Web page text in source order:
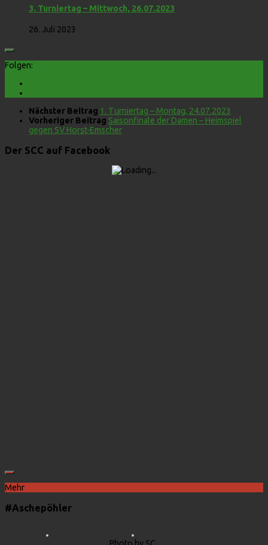
3. Turniertag – Mittwoch, 26.07.2023
26. Juli 2023
Folgen:
Nächster Beitrag 1. Turniertag – Montag, 24.07.2023
Vorheriger Beitrag Saisonfinale der Damen – Heimspiel
gegen SV Horst-Emscher
Der SCC auf Facebook
Mehr
#Aschepöhler